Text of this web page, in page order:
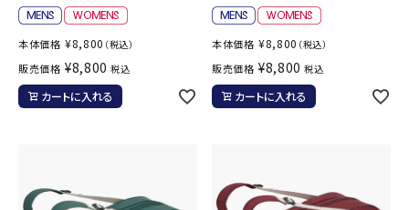
本体価格 ¥8,800 （税込）
販売価格 ¥8,800 税込
カートに入れる
本体価格 ¥8,800 （税込）
販売価格 ¥8,800 税込
カートに入れる